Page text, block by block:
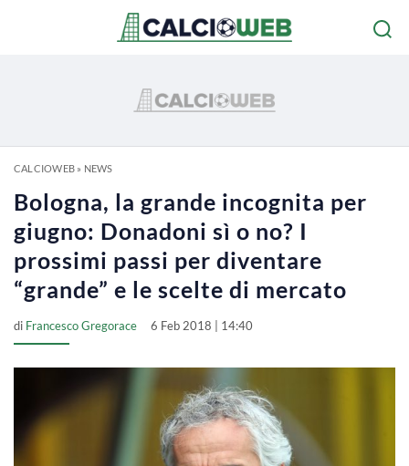
CALCIOWEB» NEWS
Bologna, la grande incognita per
giugno: Donadoni sì o no? I
prossimi passi per diventare
“grande” e le scelte di mercato
di Francesco Gregorace 6 Feb 2018 | 14:40